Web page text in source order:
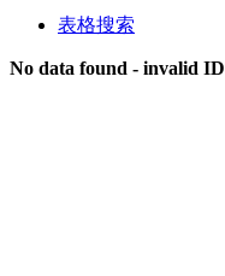
表格搜索
No data found - invalid ID